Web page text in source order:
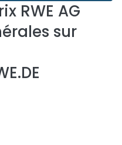
RWE AG
sur